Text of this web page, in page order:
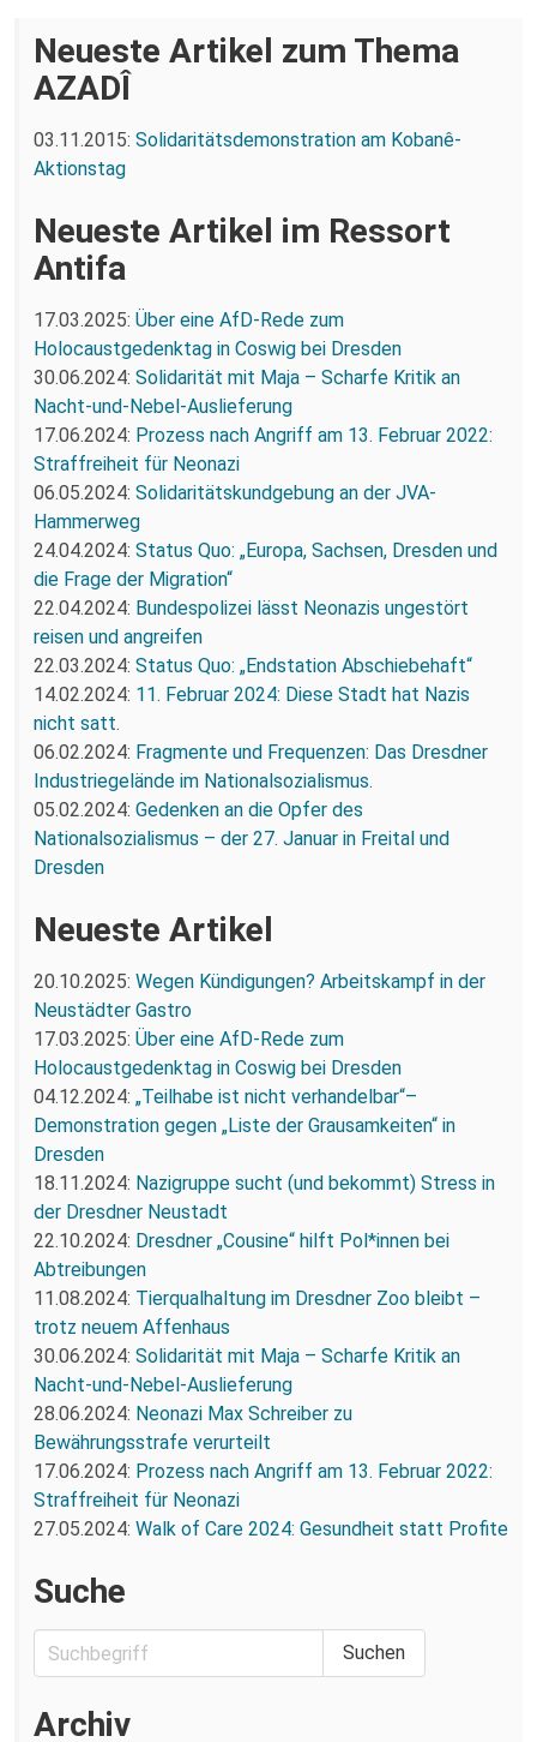
Neueste Artikel zum Thema
AZADÎ
03.11.2015: Solidaritätsdemonstration am Kobanê-
Aktionstag
Neueste Artikel im Ressort
Antifa
17.03.2025: Über eine AfD-Rede zum
Holocaustgedenktag in Coswig bei Dresden
30.06.2024: Solidarität mit Maja – Scharfe Kritik an
Nacht-und-Nebel-Auslieferung
17.06.2024: Prozess nach Angriff am 13. Februar 2022:
Straffreiheit für Neonazi
06.05.2024: Solidaritätskundgebung an der JVA-
Hammerweg
24.04.2024: Status Quo: „Europa, Sachsen, Dresden und
die Frage der Migration“
22.04.2024: Bundespolizei lässt Neonazis ungestört
reisen und angreifen
22.03.2024: Status Quo: „Endstation Abschiebehaft“
14.02.2024: 11. Februar 2024: Diese Stadt hat Nazis
nicht satt.
06.02.2024: Fragmente und Frequenzen: Das Dresdner
Industriegelände im Nationalsozialismus.
05.02.2024: Gedenken an die Opfer des
Nationalsozialismus – der 27. Januar in Freital und
Dresden
Neueste Artikel
20.10.2025: Wegen Kündigungen? Arbeitskampf in der
Neustädter Gastro
17.03.2025: Über eine AfD-Rede zum
Holocaustgedenktag in Coswig bei Dresden
04.12.2024: „Teilhabe ist nicht verhandelbar“–
Demonstration gegen „Liste der Grausamkeiten“ in
Dresden
18.11.2024: Nazigruppe sucht (und bekommt) Stress in
der Dresdner Neustadt
22.10.2024: Dresdner „Cousine“ hilft Pol*innen bei
Abtreibungen
11.08.2024: Tierqualhaltung im Dresdner Zoo bleibt –
trotz neuem Affenhaus
30.06.2024: Solidarität mit Maja – Scharfe Kritik an
Nacht-und-Nebel-Auslieferung
28.06.2024: Neonazi Max Schreiber zu
Bewährungsstrafe verurteilt
17.06.2024: Prozess nach Angriff am 13. Februar 2022:
Straffreiheit für Neonazi
27.05.2024: Walk of Care 2024: Gesundheit statt Profite
Suche
Archiv